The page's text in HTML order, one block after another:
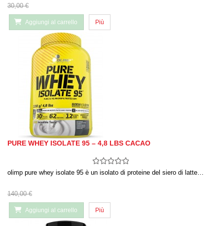
30,00 €
Aggiungi al carrello Più
PURE WHEY ISOLATE 95 – 4,8 LBS CACAO
olimp pure whey isolate 95 è un isolato di proteine ​​del siero di latte…
140,00 €
Aggiungi al carrello Più